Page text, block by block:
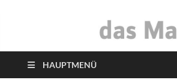
das Marburger.
HAUPTMENÜ